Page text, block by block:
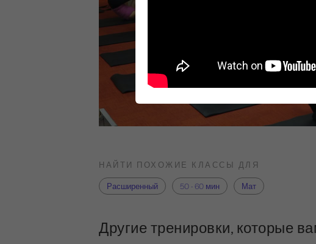
НАЙТИ ПОХОЖИЕ КЛАССЫ ДЛЯ
Расширенный
50 - 60 мин Мат
Другие тренировки, которые